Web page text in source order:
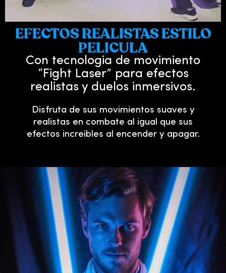
EFECTOS REALISTAS ESTILO
PELICULA
Con tecnologia de movimiento
“Fight Laser” para efectos
realistas y duelos inmersivos.
Disfruta de sus movimientos suaves y
realistas en combate al igual que sus
efectos increibles al encender y apagar.